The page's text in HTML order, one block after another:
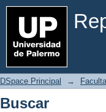
Buscar
DSpace Principal →
Buscar